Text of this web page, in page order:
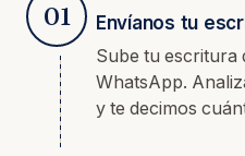
01
Envíanos tu
Sube tu escritura
WhatsApp.
y te decimos